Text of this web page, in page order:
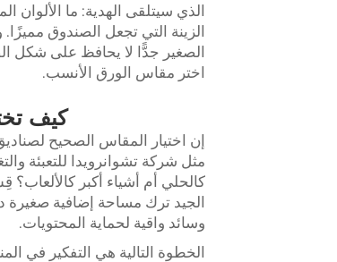
الذي سيتلقى الهدية: ما الألوان
الزينة التي تجعل الصندوق
الصغير جدًّا لا يحافظ على شكل
اختر مقاس الورق الأنسب.
كيف
إن اختيار المقاس الصحيح
مثل شركة تشوانرويدا للتعبئة
كالحلي أم أشياء أكبر
الجيد ترك مساحة إضافية صغيرة
وسائد واقية لحماية المحتويات.
الخطوة التالية هي التفكير في